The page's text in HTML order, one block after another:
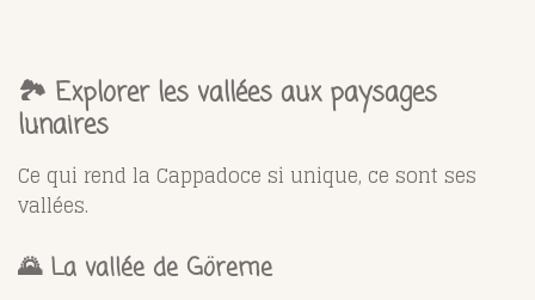
🏞️ Explorer les vallées aux paysages
lunaires
Ce qui rend la Cappadoce si unique, ce sont ses
vallées.
🌄 La vallée de Göreme